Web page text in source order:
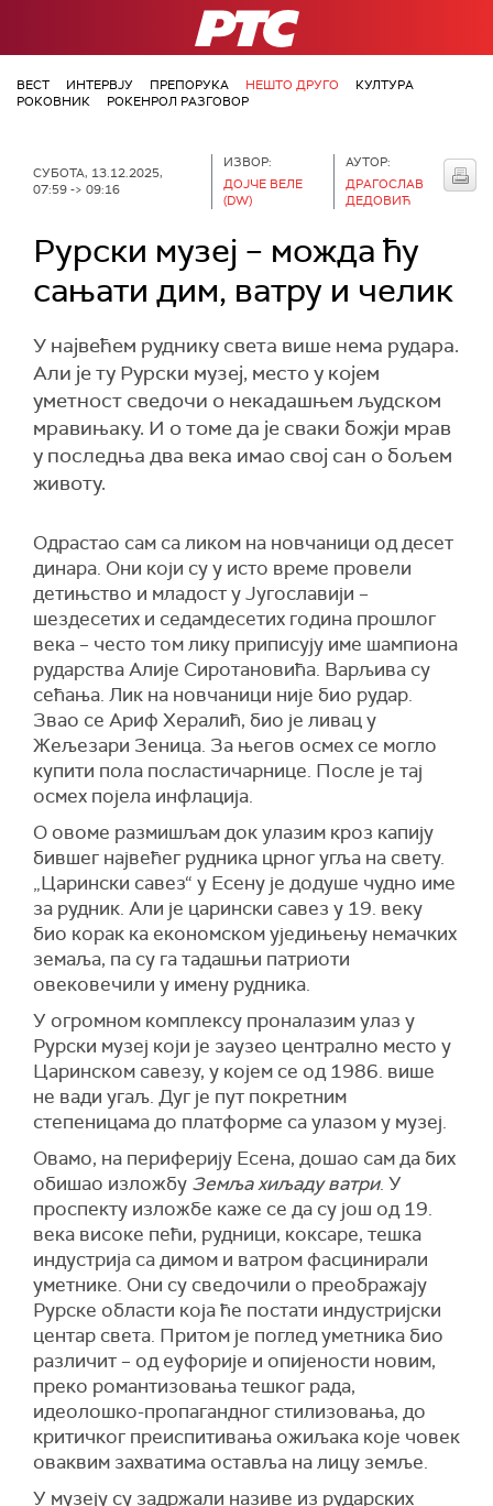
РТС
ВЕСТ ИНТЕРВЈУ ПРЕПОРУКА НЕШТО ДРУГО
КУЛТУРА
РОКОВНИК
РОКЕНРОЛ РАЗГОВОР
СУБОТА, 13.12.2025,
07:59 -> 09:16
ИЗВОР:
ДОЈЧЕ ВЕЛЕ
(DW)
АУТОР:
ДРАГОСЛАВ
ДЕДОВИЋ
Рурски музеј – можда ћу
сањати дим, ватру и челик
У највећем руднику света више нема рудара.
Али је ту Рурски музеј, место у којем
уметност сведочи о некадашњем људском
мравињаку. И о томе да је сваки божји мрав
у последња два века имао свој сан о бољем
животу.
Одрастао сам са ликом на новчаници од десет
динара. Они који су у исто време провели
детињство и младост у Југославији –
шездесетих и седамдесетих година прошлог
века – често том лику приписују име шампиона
рударства Алије Сиротановића. Варљива су
сећања. Лик на новчаници није био рудар.
Звао се Ариф Хералић, био је ливац у
Жељезари Зеница. За његов осмех се могло
купити пола посластичарнице. После је тај
осмех појела инфлација.
О овоме размишљам док улазим кроз капију
бившег највећег рудника црног угља на свету.
„Царински савез“ у Есену је додуше чудно име
за рудник. Али је царински савез у 19. веку
био корак ка економском уједињењу немачких
земаља, па су га тадашњи патриоти
овековечили у имену рудника.
У огромном комплексу проналазим улаз у
Рурски музеј који је заузео централно место у
Царинском савезу, у којем се од 1986. више
не вади угаљ. Дуг је пут покретним
степеницама до платформе са улазом у музеј.
Овамо, на периферију Есена, дошао сам да бих
обишао изложбу Земља хиљаду ватри. У
проспекту изложбе каже се да су још од 19.
века високе пећи, рудници, коксаре, тешка
индустрија са димом и ватром фасцинирали
уметнике. Они су сведочили о преображају
Рурске области која ће постати индустријски
центар света. Притом је поглед уметника био
различит – од еуфорије и опијености новим,
преко романтизовања тешког рада,
идеолошко-пропагандног стилизовања, до
критичког преиспитивања ожиљака које човек
оваквим захватима оставља на лицу земље.
У музеју су задржали називе из рударских